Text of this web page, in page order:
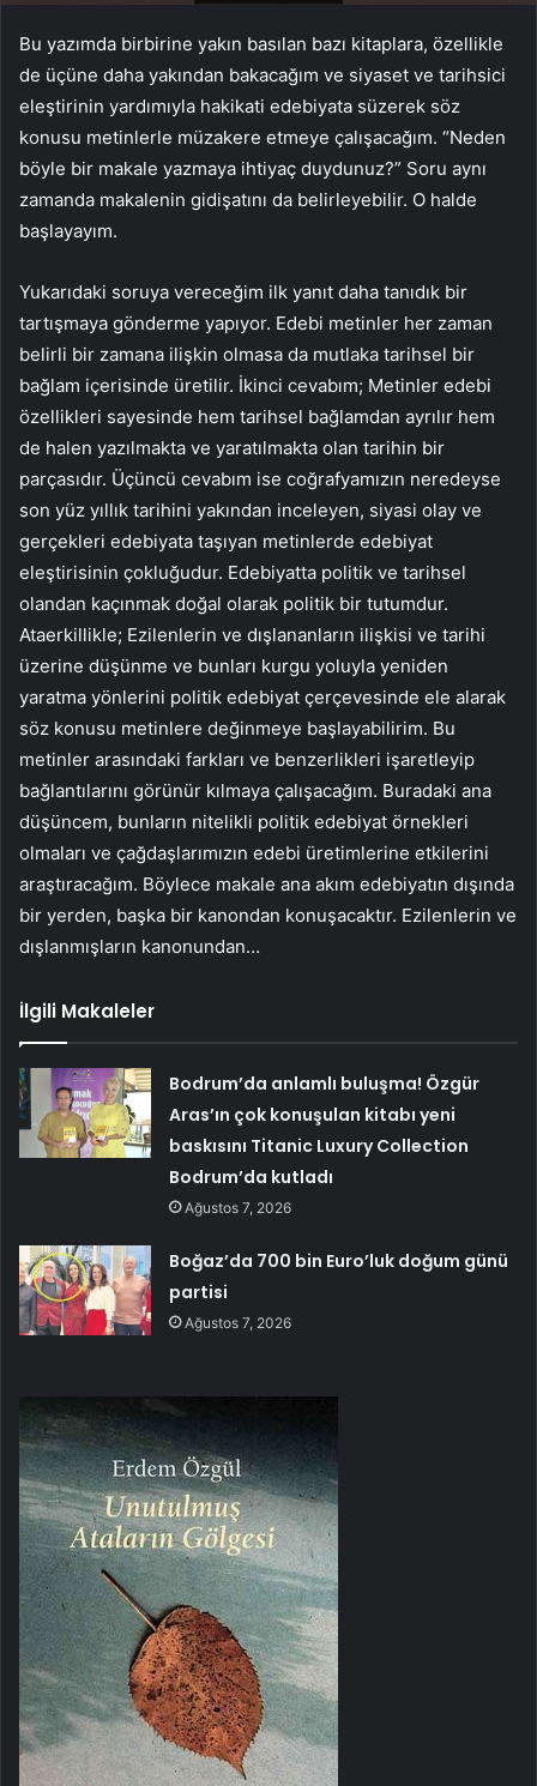
Bu yazımda birbirine yakın basılan bazı kitaplara, özellikle
de üçüne daha yakından bakacağım ve siyaset ve tarihsici
eleştirinin yardımıyla hakikati edebiyata süzerek söz
konusu metinlerle müzakere etmeye çalışacağım. “Neden
böyle bir makale yazmaya ihtiyaç duydunuz?” Soru aynı
zamanda makalenin gidişatını da belirleyebilir. O halde
başlayayım.
Yukarıdaki soruya vereceğim ilk yanıt daha tanıdık bir
tartışmaya gönderme yapıyor. Edebi metinler her zaman
belirli bir zamana ilişkin olmasa da mutlaka tarihsel bir
bağlam içerisinde üretilir. İkinci cevabım; Metinler edebi
özellikleri sayesinde hem tarihsel bağlamdan ayrılır hem
de halen yazılmakta ve yaratılmakta olan tarihin bir
parçasıdır. Üçüncü cevabım ise coğrafyamızın neredeyse
son yüz yıllık tarihini yakından inceleyen, siyasi olay ve
gerçekleri edebiyata taşıyan metinlerde edebiyat
eleştirisinin çokluğudur. Edebiyatta politik ve tarihsel
olandan kaçınmak doğal olarak politik bir tutumdur.
Ataerkillikle; Ezilenlerin ve dışlananların ilişkisi ve tarihi
üzerine düşünme ve bunları kurgu yoluyla yeniden
yaratma yönlerini politik edebiyat çerçevesinde ele alarak
söz konusu metinlere değinmeye başlayabilirim. Bu
metinler arasındaki farkları ve benzerlikleri işaretleyip
bağlantılarını görünür kılmaya çalışacağım. Buradaki ana
düşüncem, bunların nitelikli politik edebiyat örnekleri
olmaları ve çağdaşlarımızın edebi üretimlerine etkilerini
araştıracağım. Böylece makale ana akım edebiyatın dışında
bir yerden, başka bir kanondan konuşacaktır. Ezilenlerin ve
dışlanmışların kanonundan…
İlgili Makaleler
Bodrum’da anlamlı buluşma! Özgür
Aras’ın çok konuşulan kitabı yeni
baskısını Titanic Luxury Collection
Bodrum’da kutladı
Ağustos 7, 2026
Boğaz’da 700 bin Euro’luk doğum günü
partisi
Ağustos 7, 2026